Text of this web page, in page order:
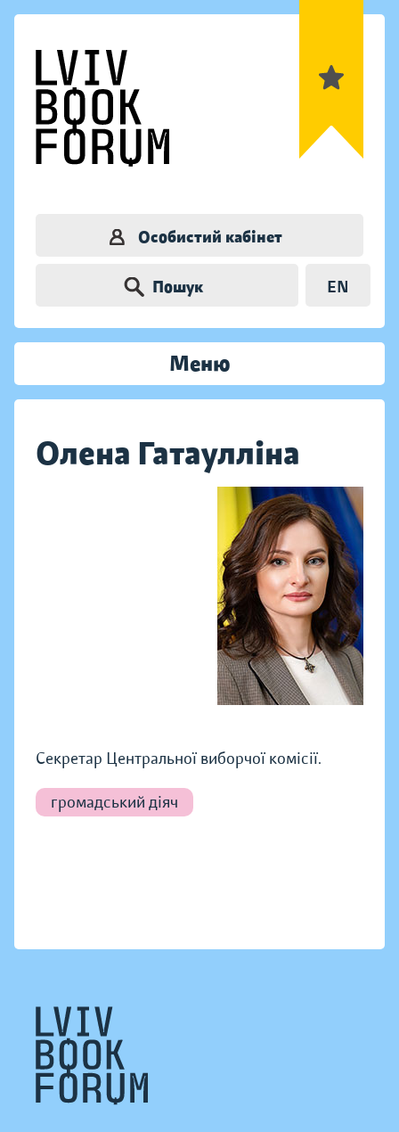
Особистий кабінет
Пошук EN
Меню
Олена Гатаулліна
Секретар Центральної виборчої комісії.
громадський діяч